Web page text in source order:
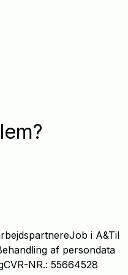
Job i A&Til
af persondata
CVR-NR.: 55664528